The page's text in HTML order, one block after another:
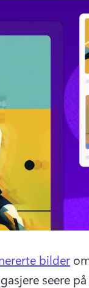
bilder
seere